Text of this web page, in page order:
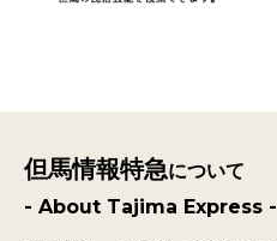
但馬情報特急について
- About Tajima Express -